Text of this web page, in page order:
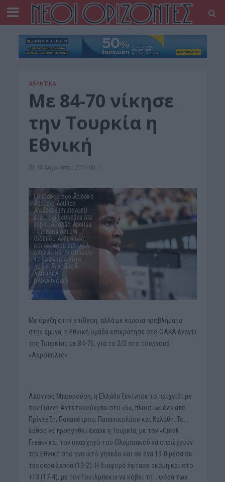
ΑΘΛΗΤΙΚΑ
Με 84-70 νίκησε
την Τουρκία η
Εθνική
18 Αυγούστου 2019 00:11
Ï ðáßêôçò ôçò ÅèíéêÞò
ÅëëÜäïò ÃéÜííçò
Áíôåôïêïýíìðï áíôéäñÜ
êáôÜ ôçí äéÜñêåéá ôïõ
áãþíá ìðÜóêåô ÅëëÜäá
- Ôïõñêßá óôï 29ï
ÔïõñíïõÜ Áêñüðïëéò,
óôï êëåéóôü ôïõ ÏÁÊÁ
óôçí ÁèÞíá, ôï ÓÜââáôï
17 Áõãïýóôïõ 2019.
ÁÐÅ-ÌÐÅ/ÁÐÅ-ÌÐÅ/
ÃÅÙÑÃÉÁ
ÐÁÍÁÃÏÐÏÕËÏÕ
Με όρεξη στην επίθεση, αλλά με κάποια προβλήματα
στην άμυνα, η Εθνική ομάδα επικράτησε στο ΟΑΚΑ έναντι
της Τουρκίας με 84-70, για το 2/2 στο τουρνουά
«Ακρόπολις».
Απόντος Μπουρούση, η Ελλάδα ξεκίνησε το παιχνίδι με
τον Γιάννη Αντετοκούνμπο στο «5», πλαισιωμένο από
Πρίντεζη, Παπαπέτρου, Παπανικολάου και Καλάθη. Το…
λάθος να προηγηθεί έκανε η Τουρκία, με τον «Greek
Freak» και τον υπαρχηγό του Ολυμπιακού να σπρώχνουν
την Εθνική στο ανοικτό γήπεδο και σε ένα 13-0 μέσα σε
τέσσερα λεπτά (13-2). Η διαφορά έφτασε ακόμη και στο
+13 (17-4), με τον Γουίλμπεκιν να κόβει τη… φόρα των